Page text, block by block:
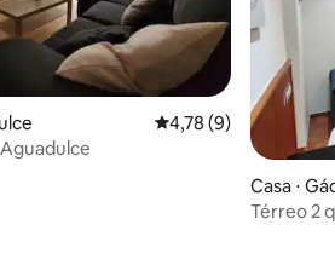
4,78 de uma
4,78 (9)
Casa ⋅
Térreo 2